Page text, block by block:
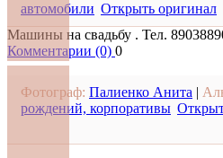
автомобили Открыть оригинал
Машины на свадьбу . Тел.
Комментарии (0) 0
Фотограф: Палиенко Анита |
рождений, корпоративы